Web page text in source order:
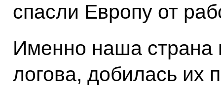
спасли Европу от
Именно наша страна
логова, добилась их